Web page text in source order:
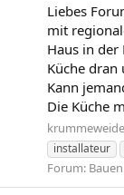
Liebes
mit
Haus in der
Küche
Kann
Die Küche
krummeweide
installateur
Forum: